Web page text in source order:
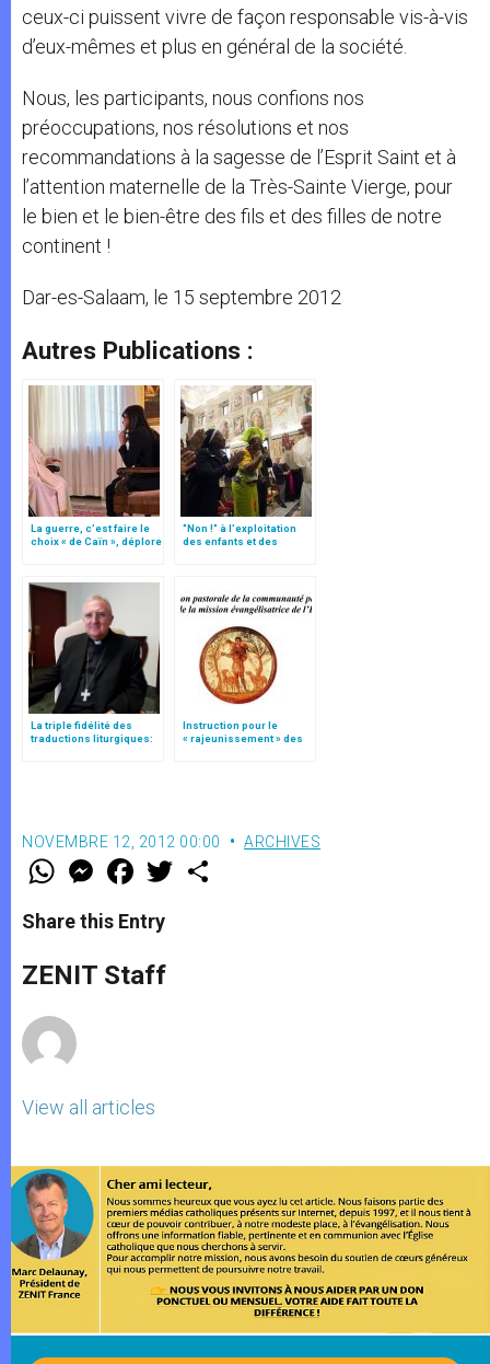
ceux-ci puissent vivre de façon responsable vis-à-vis
d’eux-mêmes et plus en général de la société.
Nous, les participants, nous confions nos
préoccupations, nos résolutions et nos
recommandations à la sagesse de l’Esprit Saint et à
l’attention maternelle de la Très-Sainte Vierge, pour
le bien et le bien-être des fils et des filles de notre
continent !
Dar-es-Salaam, le 15 septembre 2012
Autres Publications :
La guerre, c’est faire le
choix « de Caïn », déplore
"Non !" à l’exploitation
des enfants et des
La triple fidélité des
traductions liturgiques:
Instruction pour le
« rajeunissement » des
NOVEMBRE 12, 2012 00:00 ARCHIVES
W
t
s
p
p
M
e
s
e
g
e
F
a
e
b
o
k
w
Share this Entry
ZENIT Staff
View all articles